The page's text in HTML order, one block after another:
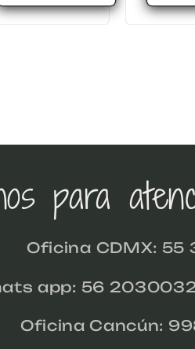
para
Oficina CDMX: 55
app: 56
Oficina Cancún: